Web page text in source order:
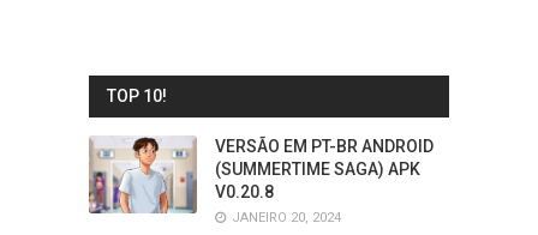
TOP 10!
VERSÃO EM PT-BR ANDROID
(SUMMERTIME SAGA) APK
V0.20.8
JANEIRO 20, 2024